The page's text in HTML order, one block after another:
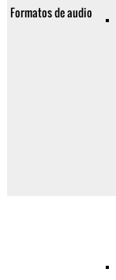
Formatos de audio